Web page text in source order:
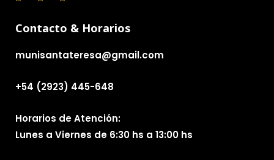
Contacto & Horarios
munisantateresa@gmail.com
+54 (2923) 445-648
Horarios de Atención:
Lunes a Viernes de 6:30 hs a 13:00 hs